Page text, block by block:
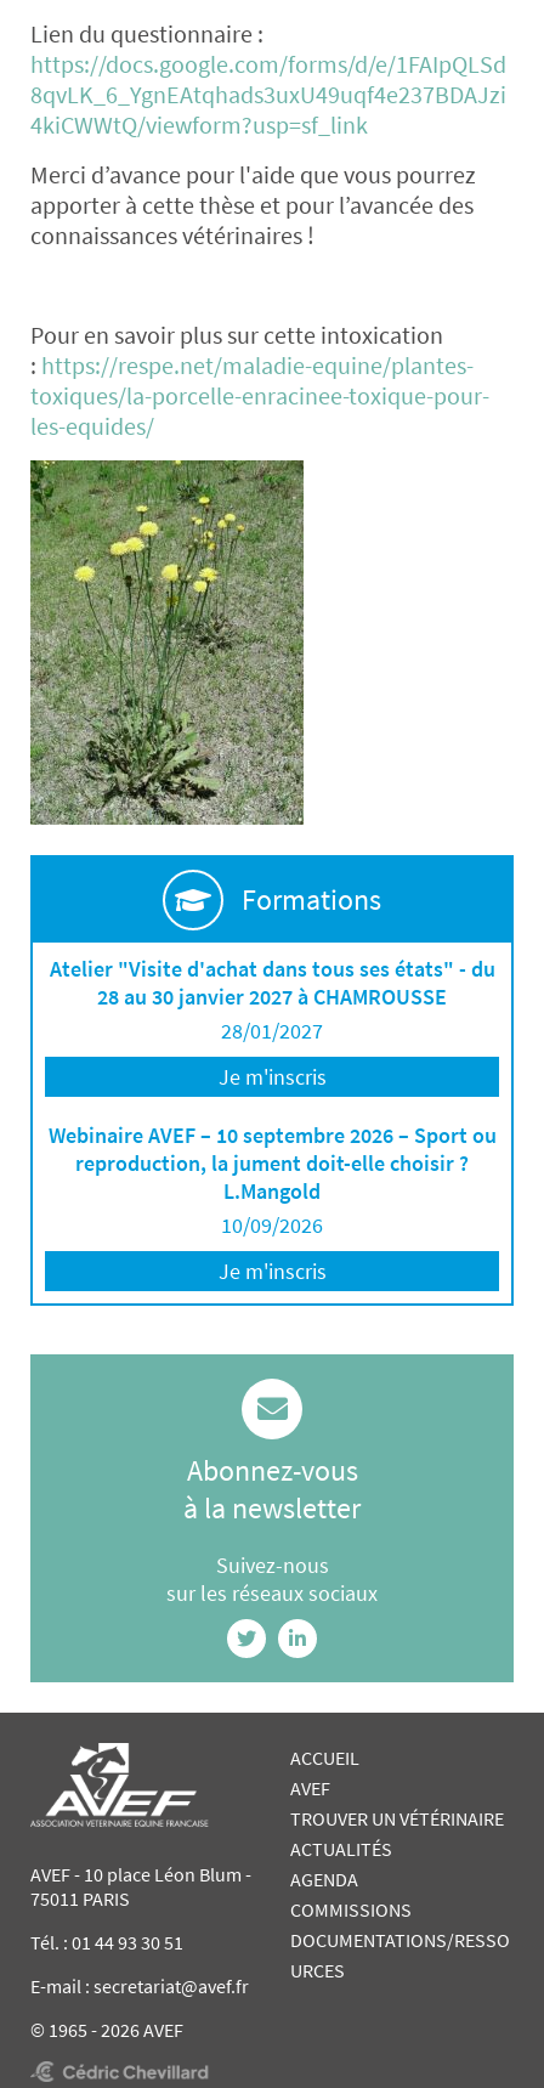
Lien du questionnaire :
https://docs.google.com/forms/d/e/1FAIpQLSd
8qvLK_6_YgnEAtqhads3uxU49uqf4e237BDAJzi
4kiCWWtQ/viewform?usp=sf_link
Merci d’avance pour l'aide que vous pourrez
apporter à cette thèse et pour l’avancée des
connaissances vétérinaires !
Pour en savoir plus sur cette intoxication
: https://respe.net/maladie-equine/plantes-
toxiques/la-porcelle-enracinee-toxique-pour-
les-equides/
Formations
Atelier "Visite d'achat dans tous ses états" - du
28 au 30 janvier 2027 à CHAMROUSSE
28/01/2027
Je m'inscris
Webinaire AVEF – 10 septembre 2026 – Sport ou
reproduction, la jument doit-elle choisir ?
L.Mangold
10/09/2026
Je m'inscris
Abonnez-vous
à la newsletter
Suivez-nous
sur les réseaux sociaux
AVEF - 10 place Léon Blum -
75011 PARIS
Tél. : 01 44 93 30 51
E-mail : secretariat@avef.fr
© 1965 - 2026 AVEF
ACCUEIL
AVEF
TROUVER UN VÉTÉRINAIRE
ACTUALITÉS
AGENDA
COMMISSIONS
DOCUMENTATIONS/RESSO
URCES